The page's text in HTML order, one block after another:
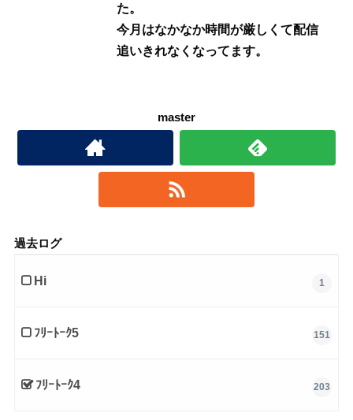
た。
今月はなかなか時間が厳しくて配信
追いきれなくなってます。
master
過去ログ
Hi 1
ﾌﾘｰﾄｰｸ5 151
ﾌﾘｰﾄｰｸ4 203